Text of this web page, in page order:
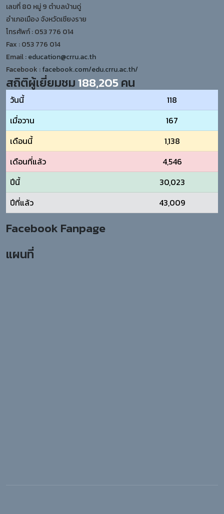
เลขที่ 80 หมู่ 9 ตำบลบ้านดู่
อำเภอเมือง จังหวัดเชียงราย
โทรศัพท์ : 053 776 014
Fax : 053 776 014
Email :education@crru.ac.th
Facebook :facebook.com/edu.crru.ac.th/
สถิติผู้เยี่ยมชม188,205คน
วันนี้
118
เมื่อวาน
167
เดือนนี้
1,138
เดือนที่แล้ว
4,546
ปีนี้
30,023
ปีที่แล้ว
43,009
Facebook Fanpage
แผนที่